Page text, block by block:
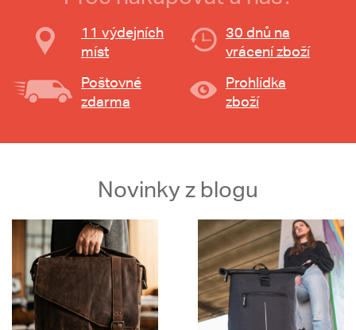
11 výdejních
míst
30 dnů na
vrácení zboží
Poštovné
zdarma
Prohlídka
zboží
Novinky z blogu